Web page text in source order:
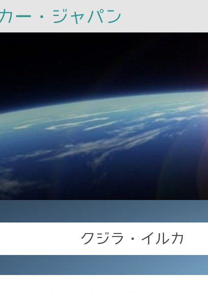
ー・ジャパン
クジラ・イルカ